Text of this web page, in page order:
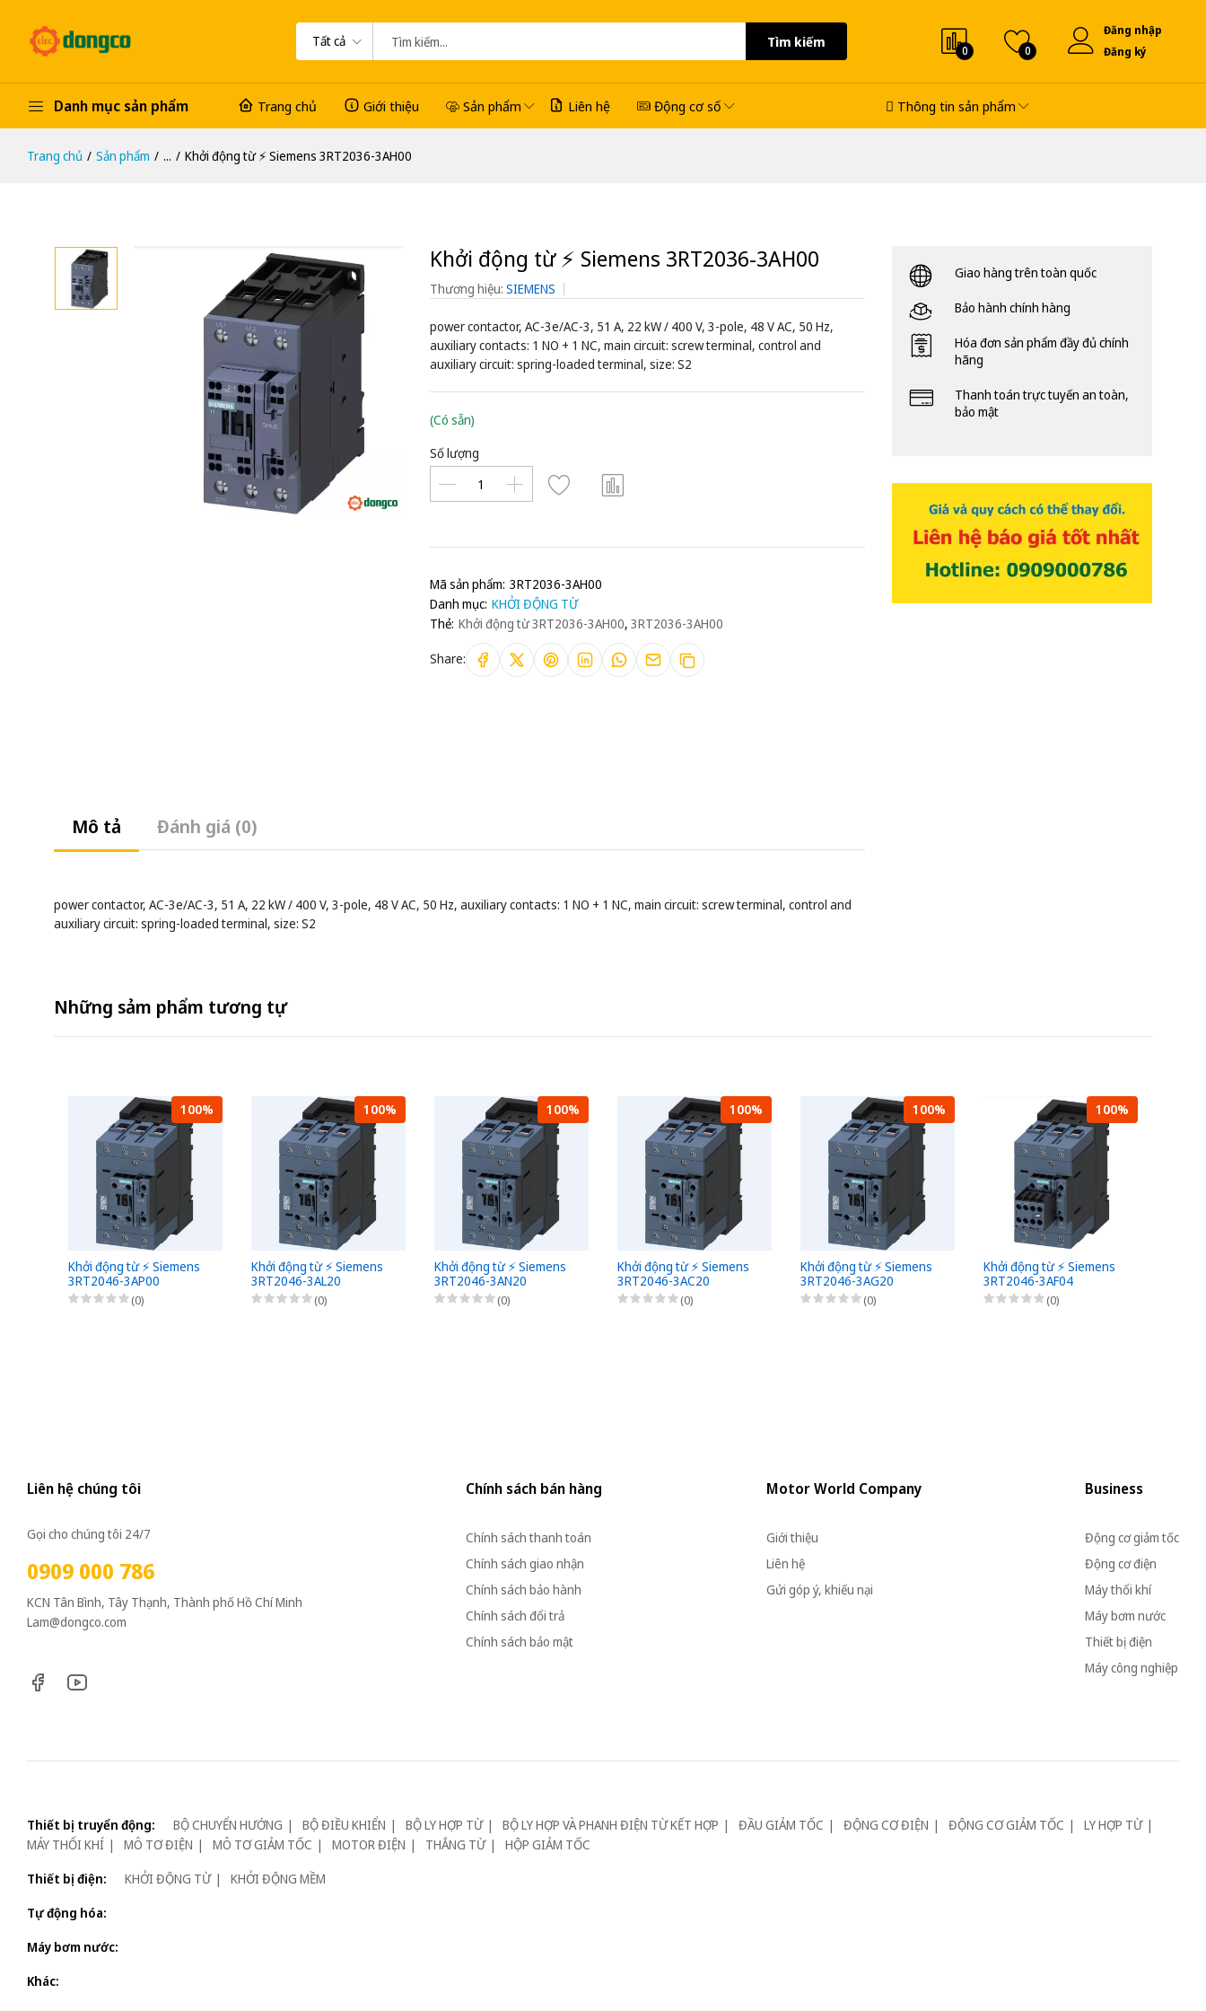
Tất cả Tìm kiếm
0 0
Đăng nhập
Đăng ký
Danh mục sản phẩm Trang chủ Giới thiệu Sản phẩm Liên hệ Động cơ số Thông tin sản phẩm
Trang chủ Sản phẩm ... Khởi động từ ⚡️ Siemens 3RT2036-3AH00
Khởi động từ ⚡️ Siemens 3RT2036-3AH00
Thương hiệu: SIEMENS
power contactor, AC-3e/AC-3, 51 A, 22 kW / 400 V, 3-pole, 48 V AC, 50 Hz,
auxiliary contacts: 1 NO + 1 NC, main circuit: screw terminal, control and
auxiliary circuit: spring-loaded terminal, size: S2
(Có sẵn)
Số lượng
Mã sản phẩm: 3RT2036-3AH00
Danh mục: KHỞI ĐỘNG TỪ
Thẻ: Khởi động từ 3RT2036-3AH00, 3RT2036-3AH00
Share:
Mô tả Đánh giá (0)
power contactor, AC-3e/AC-3, 51 A, 22 kW / 400 V, 3-pole, 48 V AC, 50 Hz, auxiliary contacts: 1 NO + 1 NC, main circuit: screw terminal, control and
auxiliary circuit: spring-loaded terminal, size: S2
Giao hàng trên toàn quốc
Bảo hành chính hàng
Hóa đơn sản phẩm đầy đủ chính
hãng
Thanh toán trực tuyến an toàn,
bảo mật
Những sảm phẩm tương tự
100%
Khởi động từ ⚡️ Siemens
3RT2046-3AP00
(0)
100%
Khởi động từ ⚡️ Siemens
3RT2046-3AL20
(0)
100%
Khởi động từ ⚡️ Siemens
3RT2046-3AN20
(0)
100%
Khởi động từ ⚡️ Siemens
3RT2046-3AC20
(0)
100%
Khởi động từ ⚡️ Siemens
3RT2046-3AG20
(0)
100%
Khởi động từ ⚡️ Siemens
3RT2046-3AF04
(0)
Liên hệ chúng tôi
Gọi cho chúng tôi 24/7
0909 000 786
KCN Tân Bình, Tây Thạnh, Thành phố Hồ Chí Minh
Lam@dongco.com
Chính sách bán hàng
Chính sách thanh toán
Chính sách giao nhận
Chính sách bảo hành
Chính sách đổi trả
Chính sách bảo mật
Motor World Company
Giới thiệu
Liên hệ
Gửi góp ý, khiếu nại
Business
Động cơ giảm tốc
Động cơ điện
Máy thổi khí
Máy bơm nước
Thiết bị điện
Máy công nghiệp
Thiết bị truyển động: BỘ CHUYỂN HƯỚNG BỘ ĐIỀU KHIỂN BỘ LY HỢP TỪ BỘ LY HỢP VÀ PHANH ĐIỆN TỪ KẾT HỢP ĐẦU GIẢM TỐC ĐỘNG CƠ ĐIỆN ĐỘNG CƠ GIẢM TỐC
LY HỢP TỪ
MÁY THỔI KHÍ
MÔ TƠ ĐIỆN MÔ TƠ GIẢM TỐC MOTOR ĐIỆN THẮNG TỪ
HỘP GIẢM TỐC
Thiết bị điện:
KHỞI ĐỘNG TỪ
KHỞI ĐỘNG MỀM
Tự động hóa:
Máy bơm nước:
Khác: